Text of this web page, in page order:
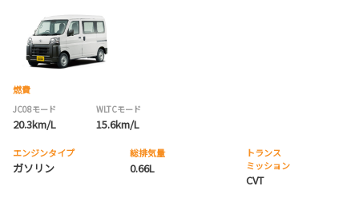
燃費
JC08モード
20.3km/L
WLTCモード
15.6km/L
エンジンタイプ
ガソリン
総排気量
0.66L
トランス
ミッション
CVT